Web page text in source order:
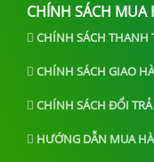
CHÍNH SÁCH MUA
CHÍNH SÁCH THANH
CHÍNH SÁCH GIAO
CHÍNH SÁCH ĐỔI
HƯỚNG DẪN MUA